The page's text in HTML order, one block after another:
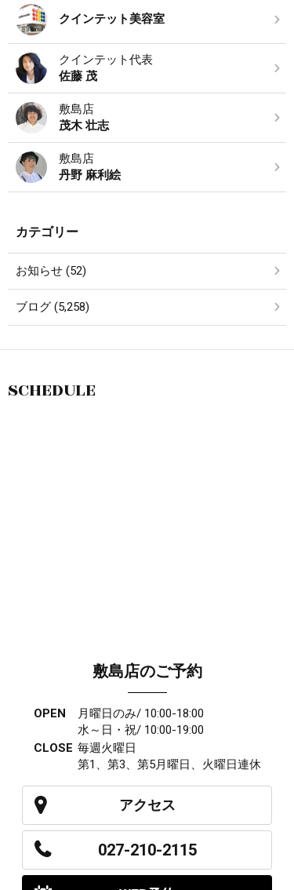
クインテット美容室
クインテット代表
佐藤 茂
敷島店
茂木 壮志
敷島店
丹野 麻利絵
カテゴリー
お知らせ (52)
ブログ (5,258)
SCHEDULE
敷島店のご予約
OPEN
月曜日のみ/ 10:00-18:00
水～日・祝/ 10:00-19:00
CLOSE 毎週火曜日
第1、第3、第5月曜日、火曜日連休
アクセス
027-210-2115